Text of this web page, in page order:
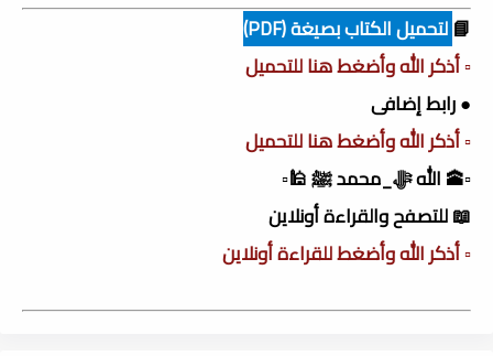
📘لتحميل الكتاب بصيغة (PDF)
▫️ أذكر الله وأضغط هنا للتحميل
● رابط إضافى
▫️ أذكر الله وأضغط هنا للتحميل
▫️🕋 الله ﷻ_محمد ﷺ 🕌▫️
📖 للتصفح والقراءة أونلاين
▫️ أذكر الله وأضغط للقراءة أونلاين